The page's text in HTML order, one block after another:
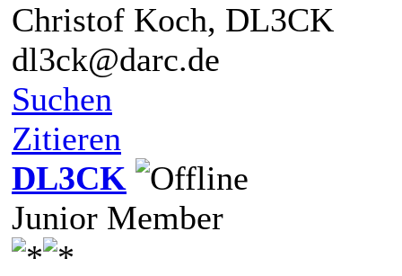
Christof Koch, DL3CK
dl3ck@darc.de
Suchen
Zitieren
DL3CK
Junior Member